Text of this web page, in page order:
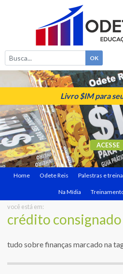
Livro $IM para
ACESSE
Home Odete Reis Palestras e
Na Mídia
você está em:
crédito consignado
tudo sobre finanças marcado na